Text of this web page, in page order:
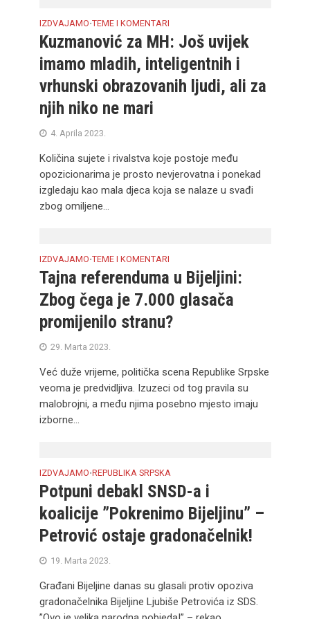
IZDVAJAMO•TEME I KOMENTARI
Kuzmanović za MH: Još uvijek
imamo mladih, inteligentnih i
vrhunski obrazovanih ljudi, ali za
njih niko ne mari
4. Aprila 2023.
Količina sujete i rivalstva koje postoje među
opozicionarima je prosto nevjerovatna i ponekad
izgledaju kao mala djeca koja se nalaze u svađi
zbog omiljene...
IZDVAJAMO•TEME I KOMENTARI
Tajna referenduma u Bijeljini:
Zbog čega je 7.000 glasača
promijenilo stranu?
29. Marta 2023.
Već duže vrijeme, politička scena Republike Srpske
veoma je predvidljiva. Izuzeci od tog pravila su
malobrojni, a među njima posebno mjesto imaju
izborne...
IZDVAJAMO•REPUBLIKA SRPSKA
Potpuni debakl SNSD-a i
koalicije ”Pokrenimo Bijeljinu” –
Petrović ostaje gradonačelnik!
19. Marta 2023.
Građani Bijeljine danas su glasali protiv opoziva
gradonačelnika Bijeljine Ljubiše Petrovića iz SDS.